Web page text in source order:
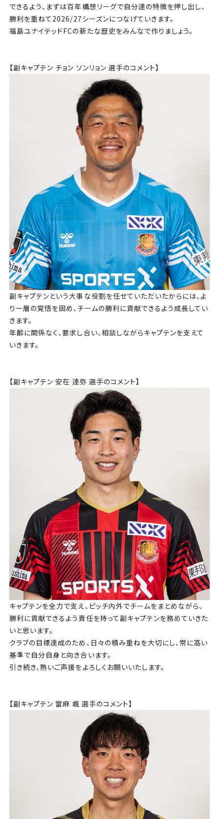
できるよう、まずは百年構想リーグで自分達の特徴を押し出し、
勝利を重ねて2026/27シーズンにつなげていきます。
福島ユナイテッドFCの新たな歴史をみんなで作りましょう。
【副キャプテン チョン ソンリョン 選手のコメント】
副キャプテンという大事な役割を任せていただいたからには、よ
り一層の覚悟を固め、チームの勝利に貢献できるよう成長してい
きます。
年齢に関係なく、要求し合い、相談しながらキャプテンを支えて
いきます。
【副キャプテン 安在 達弥 選手のコメント】
キャプテンを全力で支え、ピッチ内外でチームをまとめながら、
勝利に貢献できるよう責任を持って副キャプテンを務めていきた
いと思います。
クラブの目標達成のため、日々の積み重ねを大切にし、常に高い
基準で自分自身と向き合います。
引き続き、熱いご声援をよろしくお願いいたします。
【副キャプテン 當麻 颯 選手のコメント】